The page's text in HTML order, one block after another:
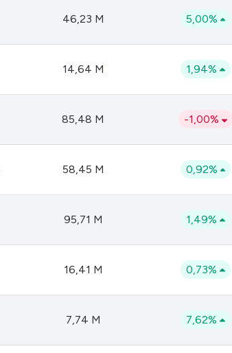
46,23 M 5,00%
14,64 M 1,94%
85,48 M -1,00%
58,45 M 0,92%
95,71 M 1,49%
16,41 M 0,73%
7,74 M 7,62%